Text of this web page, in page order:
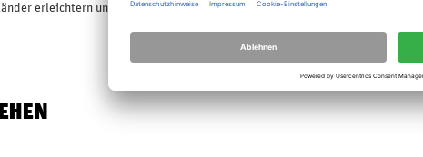
erleichtern und beschleunigen die Reinigung.